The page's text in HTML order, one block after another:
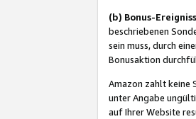
(b) Bonus-
beschriebenen
sein muss, durch
Bonusaktion
Amazon zahlt keine
unter Angabe
auf Ihrer Website